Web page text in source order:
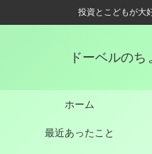
投資とこどもが大
ドーベルの
ホーム
最近あったこと